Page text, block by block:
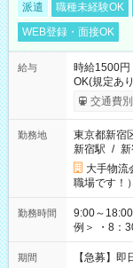
派遣 職種未経験OK
WEB登録・面接OK
給与
時給1500
OK(規定あ
交通費
勤務地
東京都新宿
新宿駅 / 新
大手物流
職場です！）
勤務時間
9:00～18:00（実動8時間）
例＞ ・8：
・13：00
期間 【急募】